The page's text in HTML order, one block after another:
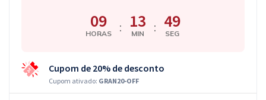
09
HORAS : 13
MIN : 48
SEG
Cupom de 20% de desconto
Cupom ativado: GRAN20-OFF